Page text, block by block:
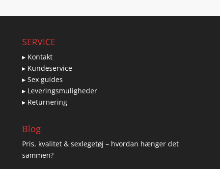
SERVICE
▸ Kontakt
▸ Kundeservice
▸ Sex guides
▸ Leveringsmuligheder
▸ Returnering
Blog
Pris, kvalitet & sexlegetøj – hvordan hænger det
sammen?